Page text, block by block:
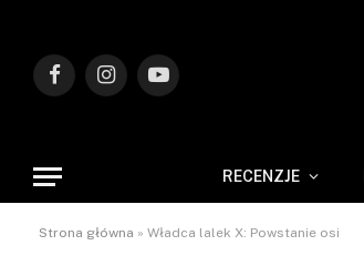
FacebookInstagramYouTube
RECENZJE
Strona główna » Władca lalek X: Powstanie osi